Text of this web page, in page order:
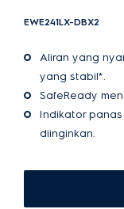
EWE241LX-DBX2
Aliran yang
yang stabil*.
SafeReady
Indikator panas
diinginkan.